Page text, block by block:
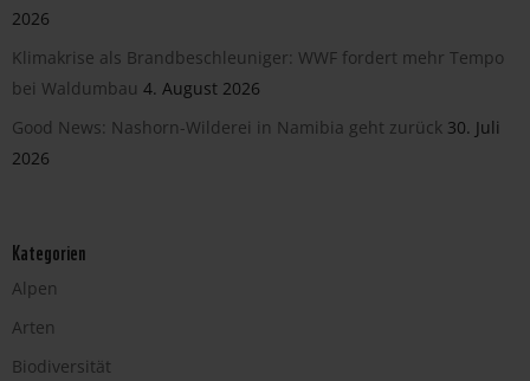
2026
Klimakrise als Brandbeschleuniger: WWF fordert mehr Tempo
bei Waldumbau 4. August 2026
Good News: Nashorn-Wilderei in Namibia geht zurück 30. Juli
2026
Kategorien
Alpen
Arten
Biodiversität